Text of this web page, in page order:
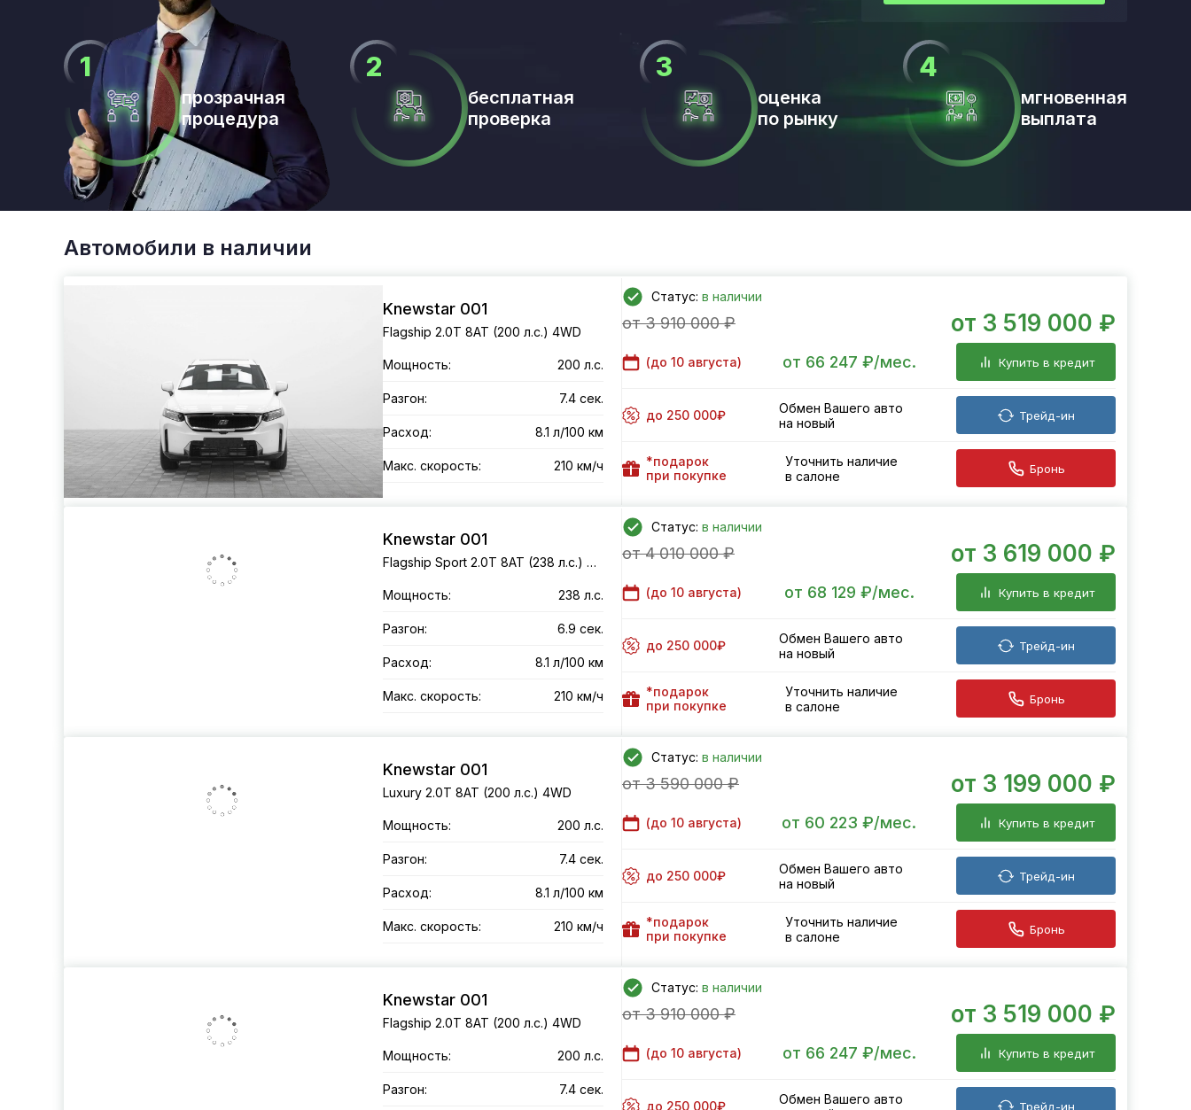
прозрачная
процедура
бесплатная
проверка
оценка
по рынку
мгновенная
выплата
Автомобили в наличии
Knewstar 001
Flagship 2.0T 8AT (200 л.с.) 4WD
Мощность: 200 л.с.
Разгон: 7.4 сек.
Расход: 8.1 л/100 км
Макс. скорость: 210 км/ч
Статус: в наличии
от 3 910 000 ₽ от 3 519 000 ₽
(до 10 августа) от 66 247 ₽/мес. Купить в кредит
до 250 000₽
Обмен Вашего авто
на новый
Трейд-ин
*подарок
при покупке
Уточнить наличие
в салоне
Бронь
Knewstar 001
Flagship Sport 2.0T 8AT (238 л.с.) 4WD
Мощность: 238 л.с.
Разгон: 6.9 сек.
Расход: 8.1 л/100 км
Макс. скорость: 210 км/ч
Статус: в наличии
от 4 010 000 ₽ от 3 619 000 ₽
(до 10 августа) от 68 129 ₽/мес. Купить в кредит
до 250 000₽
Обмен Вашего авто
на новый
Трейд-ин
*подарок
при покупке
Уточнить наличие
в салоне
Бронь
Knewstar 001
Luxury 2.0T 8AT (200 л.с.) 4WD
Мощность: 200 л.с.
Разгон: 7.4 сек.
Расход: 8.1 л/100 км
Макс. скорость: 210 км/ч
Статус: в наличии
от 3 590 000 ₽ от 3 199 000 ₽
(до 10 августа) от 60 223 ₽/мес. Купить в кредит
до 250 000₽
Обмен Вашего авто
на новый
Трейд-ин
*подарок
при покупке
Уточнить наличие
в салоне
Бронь
Knewstar 001
Flagship 2.0T 8AT (200 л.с.) 4WD
Мощность: 200 л.с.
Разгон: 7.4 сек.
Статус: в наличии
от 3 910 000 ₽ от 3 519 000 ₽
(до 10 августа) от 66 247 ₽/мес. Купить в кредит
до 250 000₽
Обмен Вашего авто
Трейд-ин